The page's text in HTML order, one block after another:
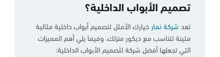
تصميم الأبواب الداخلية؟
تعد شركة نمار خيارك الأمثل لتصميم أبواب داخلية مثالية
متينة تتناسب مع ديكور منزلك، وفيما يلي أهم المميزات
التي تجعلها أفضل شركة لتَصميم الأبواب الداخلية: